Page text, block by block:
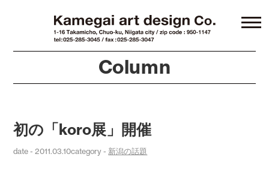
Column
初の「koro展」開催
date - 2011.03.10category - 新潟の話題